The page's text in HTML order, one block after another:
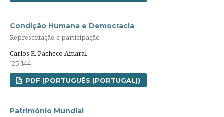
Condição Humana e Democracia
Representação e participação
Carlos E. Pacheco Amaral
125-144
PDF (PORTUGUÊS (PORTUGAL))
Património Mundial